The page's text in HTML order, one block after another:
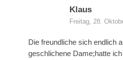
Klaus
Freitag, 28.
Die freundliche sich endlich
geschlichene Dame;hatte